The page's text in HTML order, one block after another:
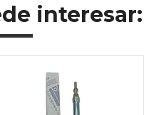
interesar: